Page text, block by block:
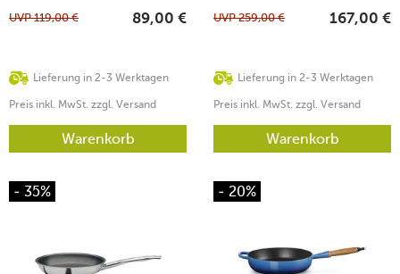
Lieferung in 2-3 Werktagen
UVP119,00 € 89,00 €
Preis inkl. MwSt. zzgl. Versand
Warenkorb
Lieferung in 2-3 Werktagen
UVP259,00 € 167,00 €
Preis inkl. MwSt. zzgl. Versand
Warenkorb
- 35% - 20%